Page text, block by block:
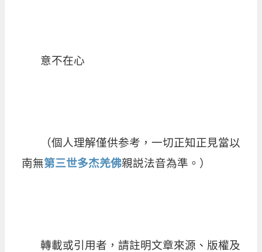
意不在心
（個人理解僅供参考，一切正知正見當以
南無第三世多杰羌佛親説法音為準。）
轉載或引用者，請註明文章來源、版權及